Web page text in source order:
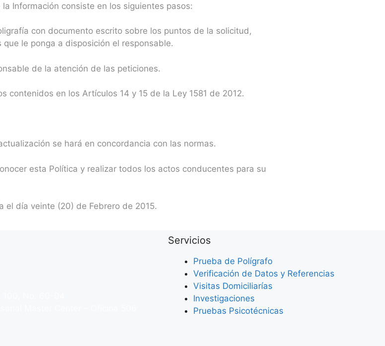
Información consiste en los siguientes pasos:
con documento escrito sobre los puntos de la solicitud,
le ponga a disposición el responsable.
de la atención de las peticiones.
en los Artículos 14 y 15 de la Ley 1581 de 2012.
se hará en concordancia con las normas.
esta Política y realizar todos los actos conducentes para su
el día veinte (20) de Febrero de 2015.
Servicios
Prueba de Polígrafo
Verificación de Datos y Referencias
Visitas Domiciliarías
Investigaciones
Pruebas Psicotécnicas